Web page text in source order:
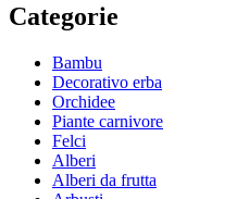
Categorie
Bambu
Decorativo erba
Orchidee
Piante carnivore
Felci
Alberi
Alberi da frutta